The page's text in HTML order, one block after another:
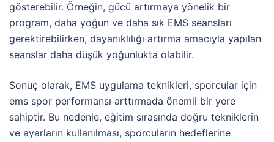
gösterebilir. Örneğin, gücü artırmaya yönelik bir
program, daha yoğun ve daha sık EMS seansları
gerektirebilirken, dayanıklılığı artırma amacıyla yapılan
seanslar daha düşük yoğunlukta olabilir.
Sonuç olarak, EMS uygulama teknikleri, sporcular için
ems spor performansı arttırmada önemli bir yere
sahiptir. Bu nedenle, eğitim sırasında doğru tekniklerin
ve ayarların kullanılması, sporcuların hedeflerine